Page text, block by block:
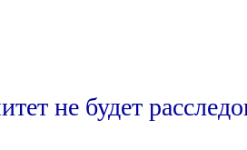
не будет